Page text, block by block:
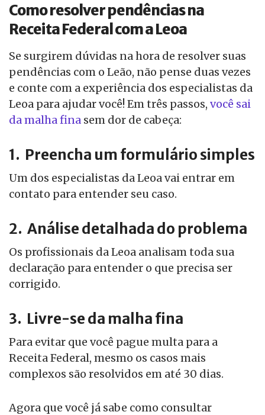
Como resolver pendências na
Receita Federal com a Leoa
Se surgirem dúvidas na hora de resolver suas
pendências com o Leão, não pense duas vezes
e conte com a experiência dos especialistas da
Leoa para ajudar você! Em três passos, você sai
da malha fina sem dor de cabeça:
1. Preencha um formulário simples
Um dos especialistas da Leoa vai entrar em
contato para entender seu caso.
2. Análise detalhada do problema
Os profissionais da Leoa analisam toda sua
declaração para entender o que precisa ser
corrigido.
3. Livre-se da malha fina
Para evitar que você pague multa para a
Receita Federal, mesmo os casos mais
complexos são resolvidos em até 30 dias.
Agora que você já sabe como consultar